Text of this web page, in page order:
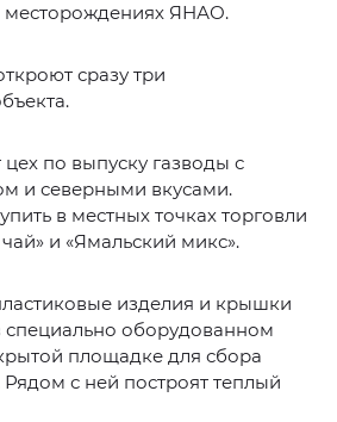
месторождениях ЯНАО.
сразу три
по выпуску газводы с
и северными вкусами.
в местных точках торговли
и «Ямальский микс».
изделия и крышки
специально оборудованном
площадке для сбора
Рядом с ней построят теплый